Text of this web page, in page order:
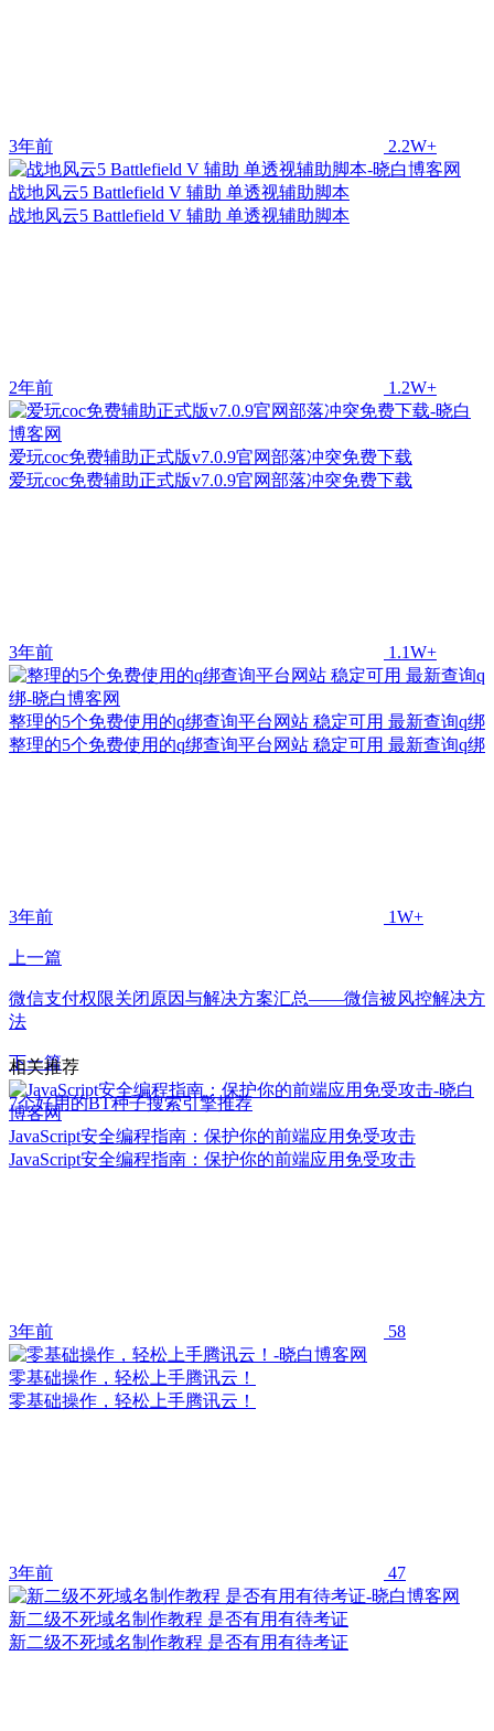
3年前 2.2W+
战地风云5 Battlefield V 辅助 单透视辅助脚本
战地风云5 Battlefield V 辅助 单透视辅助脚本
2年前 1.2W+
爱玩coc免费辅助正式版v7.0.9官网部落冲突免费下载
爱玩coc免费辅助正式版v7.0.9官网部落冲突免费下载
3年前 1.1W+
整理的5个免费使用的q绑查询平台网站 稳定可用 最新查询q绑
整理的5个免费使用的q绑查询平台网站 稳定可用 最新查询q绑
3年前 1W+
上一篇
微信支付权限关闭原因与解决方案汇总——微信被风控解决方
法
下一篇
7个好用的BT种子搜索引擎推荐
相关推荐
JavaScript安全编程指南：保护你的前端应用免受攻击
JavaScript安全编程指南：保护你的前端应用免受攻击
3年前 58
零基础操作，轻松上手腾讯云！
零基础操作，轻松上手腾讯云！
3年前 47
新二级不死域名制作教程 是否有用有待考证
新二级不死域名制作教程 是否有用有待考证